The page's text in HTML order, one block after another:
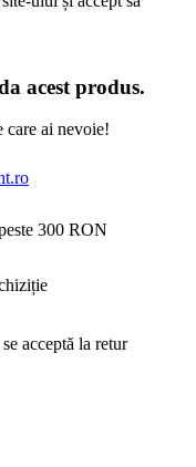
acest produs.
care ai nevoie!
300 RON
acceptă la retur